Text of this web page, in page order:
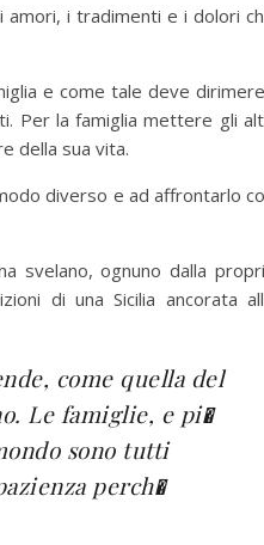
i tradimenti e i dolori
e come tale deve
Per la famiglia mettere gli
della sua vita.
diverso e ad affrontarlo
svelano, ognuno dalla
di una Sicilia ancorata
come quella del
Le famiglie, e pi�
sono tutti
perch�